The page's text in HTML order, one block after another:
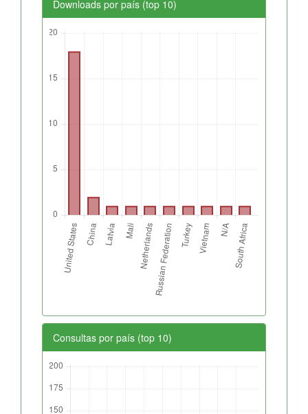
Downloads por país (top 10)
Consultas por país (top 10)